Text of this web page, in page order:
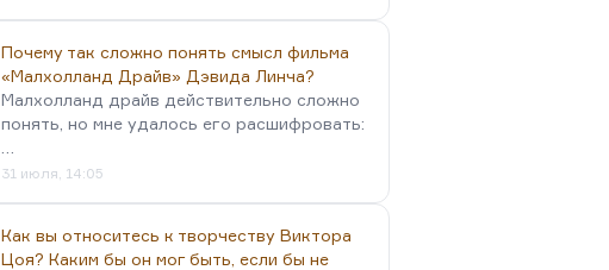
Почему так сложно понять смысл фильма
«Малхолланд Драйв» Дэвида Линча?
Малхолланд драйв действительно сложно
понять, но мне удалось его расшифровать:
31 июля, 14:05
Как вы относитесь к творчеству Виктора
Цоя? Каким бы он мог быть, если бы не